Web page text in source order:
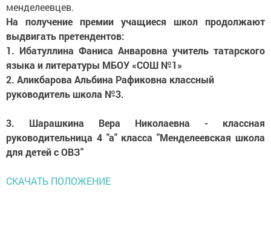
менделеевцев.
На получение премии учащиеся школ продолжают
выдвигать претендентов:
1. Ибатуллина Фаниса Анваровна учитель татарского
языка и литературы МБОУ «СОШ №1»
2. Аликбарова Альбина Рафиковна классный
руководитель школа №3.
3. Шарашкина Вера Николаевна - классная
руководительница 4 "а" класса "Менделеевская школа
для детей с ОВЗ"
СКАЧАТЬ ПОЛОЖЕНИЕ